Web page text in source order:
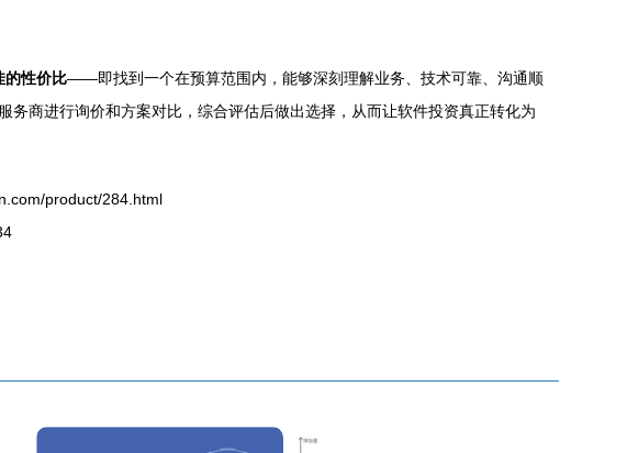
的性价比——即找到一个在预算范围内，能够深刻理解业务、技术可靠、沟通顺
商进行询价和方案对比，综合评估后做出选择，从而让软件投资真正转化为
product/284.html